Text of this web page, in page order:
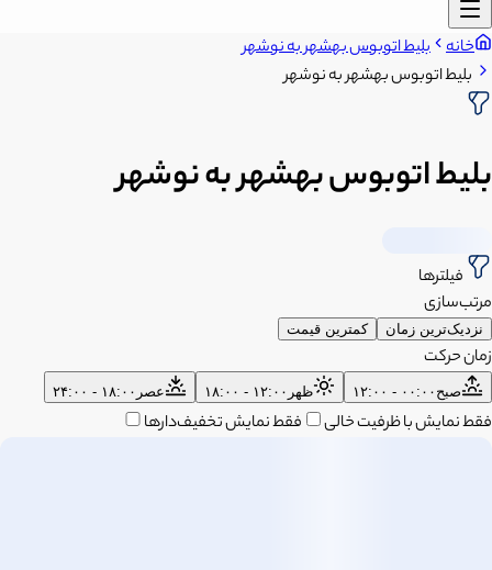
خانه بلیط اتوبوس بهشهر به نوشهر
بلیط اتوبوس بهشهر به نوشهر
بلیط اتوبوس بهشهر به نوشهر
فیلترها
مرتب‌سازی
نزدیک‌ترین زمان کمترین قیمت
زمان حرکت
صبح ۰۰:۰۰ - ۱۲:۰۰ ظهر ۱۲:۰۰ - ۱۸:۰۰ عصر ۱۸:۰۰ - ۲۴:۰۰
فقط نمایش با ظرفیت خالی فقط نمایش تخفیف‌دارها